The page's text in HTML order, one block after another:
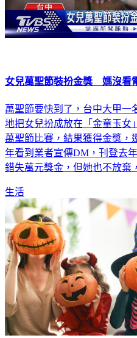
女兒萬聖節裝扮金獎 媽沒看
萬聖節要快到了，台中大甲一
地把女兒扮成放在「金童玉女
萬聖節比賽，結果獲得金獎，
年看到業者宣傳DM，刊登去
錯失萬元獎金，但她也不放棄
生活